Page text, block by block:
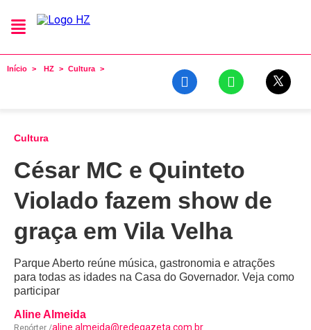
Início HZ Cultura
Cultura
César MC e Quinteto
Violado fazem show de
graça em Vila Velha
Parque Aberto reúne música, gastronomia e atrações
para todas as idades na Casa do Governador. Veja como
participar
Aline Almeida
Repórter /aline.almeida@redegazeta.com.br